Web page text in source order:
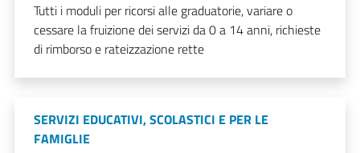
Tutti i moduli per ricorsi alle graduatorie, variare o
cessare la fruizione dei servizi da 0 a 14 anni, richieste
di rimborso e rateizzazione rette
SERVIZI EDUCATIVI, SCOLASTICI E PER LE
FAMIGLIE